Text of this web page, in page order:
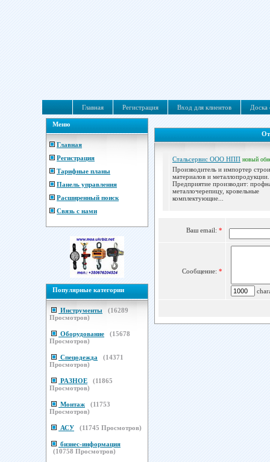
Главная Регистрация Вход для клиентов Доска
Меню
Главная
Регистрация
Тарифные планы
Панель управления
Расширенный поиск
Связь с нами
Популярные категории
Инструменты (16289
Просмотров)
Оборудование (15678
Просмотров)
Спецодежда (14371
Просмотров)
РАЗНОЕ (11865
Просмотров)
Монтаж (11753
Просмотров)
АСУ (11745 Просмотров)
бизнес-информация
(10758 Просмотров)
Стальсервис ООО НПП новый
Производитель и импортер
материалов и металлопродукции.
Предприятие производит:
металлочерепицу, кровельные
комплектующие...
Ваш email: *
Сообщение: *